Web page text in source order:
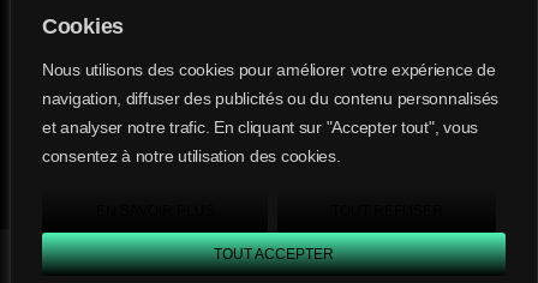
Cookies
Nous utilisons des cookies pour améliorer votre expérience de
navigation, diffuser des publicités ou du contenu personnalisés
et analyser notre trafic. En cliquant sur "Accepter tout", vous
consentez à notre utilisation des cookies.
TOUT ACCEPTER
play_arrow Divergence FM keyboard_arrow_right
Ici l’Ombre – mardi 28 juillet